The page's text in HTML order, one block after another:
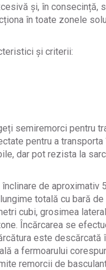
și, în consecință,
în toate zonele
și criterii:
semiremorci pentru
pentru a
dar pot rezista la
de aproximativ
totală cu bară
cubi, grosimea
Încărcarea se
este descărcată
a fermoarului
remorcii de